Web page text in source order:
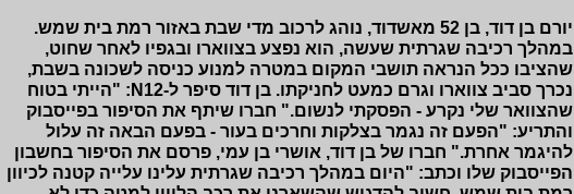
יורם בן דוד, בן 52 מאשדוד, נוהג לרכוב מדי שבת באזור רמת בית שמש.
במהלך רכיבה שגרתית שעשה, הוא נפצע בצווארו ובגפיו לאחר שחוט,
שהציבו ככל הנראה תושבי המקום במטרה למנוע כניסה לשכונה בשבת,
נכרך סביב צווארו וגרם כמעט לחניקתו. בן דוד סיפר ל-N12 : "הייתי בטוח
שהצוואר שלי נקרע - הפסקתי לנשום." חברו שיתף את הסיפור בפייסבוק
והתריע: "הפעם זה נגמר בצלקות וחרכים בעור - בפעם הבאה זה עלול
להיגמר אחרת." חברו של בן דוד, אושרי בן עמי, פרסם את הסיפור בחשבון
הפייסבוק שלו וכתב: "היום במהלך רכיבה שגרתית עלינו עלייה קטנה לכיוון